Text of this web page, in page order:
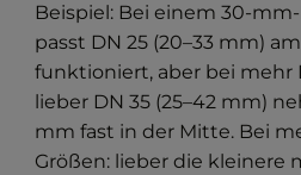
Beispiel: Bei einem 30-
passt DN 25 (20–33 mm)
funktioniert, aber bei mehr
lieber DN 35 (25–42 mm)
mm fast in der Mitte. Bei
Größen: lieber die kleinere